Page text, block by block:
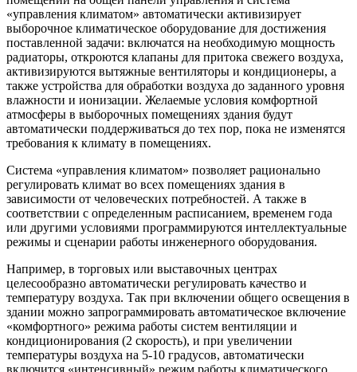
«управления климатом» автоматически активизирует
выборочное климатическое оборудование для достижения
поставленной задачи: включатся на необходимую мощность
радиаторы, откроются клапаны для притока свежего воздуха,
активизируются вытяжные вентиляторы и кондиционеры, а
также устройства для обработки воздуха до заданного уровня
влажности и ионизации. Желаемые условия комфортной
атмосферы в выборочных помещениях здания будут
автоматически поддерживаться до тех пор, пока не изменятся
требования к климату в помещениях.
Система «управления климатом» позволяет рационально
регулировать климат во всех помещениях здания в
зависимости от человеческих потребностей. А также в
соответствии с определенным расписанием, временем года
или другими условиями программируются интеллектуальные
режимы и сценарии работы инженерного оборудования.
Например, в торговых или выставочных центрах
целесообразно автоматически регулировать качество и
температуру воздуха. Так при включении общего освещения в
здании можно запрограммировать автоматическое включение
«комфортного» режима работы систем вентиляции и
кондиционирования (2 скорость), и при увеличении
температуры воздуха на 5-10 градусов, автоматически